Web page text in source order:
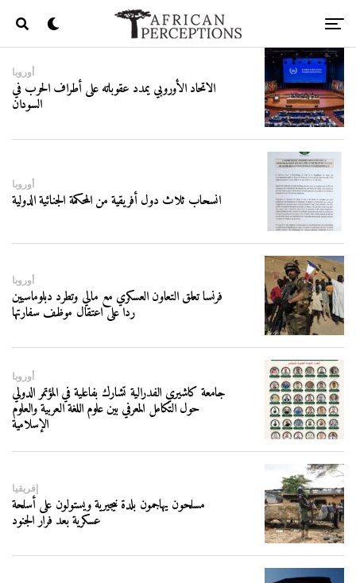
أوروبا
الاتحاد الأوروبي يمدد عقوباته على أطراف الحرب في
السودان
أوروبا
انسحاب ثلاث دول أفريقية من المحكمة الجنائية الدولية
أوروبا
فرنسا تعلق التعاون العسكري مع مالي وتطرد دبلوماسيين
ردا على اعتقال موظف سفارتها
أوروبا
جامعة كاشيري الفدرالية تشارك بفاعلية في المؤتمر الدولي
حول التكامل المعرفي بين علوم اللغة العربية والعلوم
الإسلامية
إفريقيا
مسلحون يهاجمون بلدة نيجيرية ويستولون على أسلحة
عسكرية بعد فرار الجنود